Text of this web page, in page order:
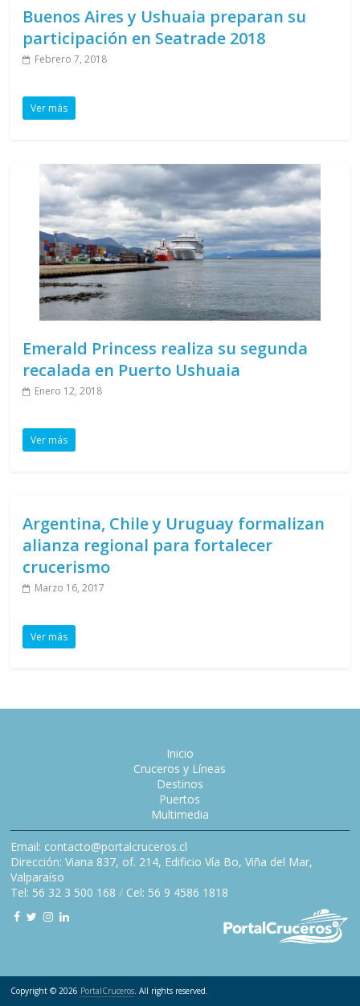
Buenos Aires y Ushuaia preparan su
participación en Seatrade 2018
Febrero 7, 2018
Ver más
Emerald Princess realiza su segunda
recalada en Puerto Ushuaia
Enero 12, 2018
Ver más
Argentina, Chile y Uruguay formalizan
alianza regional para fortalecer
crucerismo
Marzo 16, 2017
Ver más
Inicio
Cruceros y Líneas
Destinos
Puertos
Multimedia
Email: contacto@portalcruceros.cl
Dirección: Viana 837, of. 214, Edificio Vía Bo, Viña del Mar,
Valparaíso
Tel: 56 32 3 500 168 / Cel: 56 9 4586 1818
Copyright © 2026 PortalCruceros. All rights reserved.